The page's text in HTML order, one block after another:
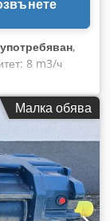
употребяван,
8 m3/ч
неутрализация
Резервоар за
шкаф Cedjxbqr
Малка обява